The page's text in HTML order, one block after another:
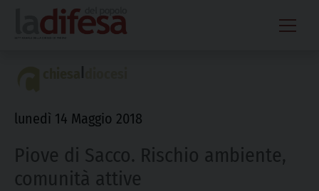
content
lunedì 14 Maggio 2018
Piove di Sacco. Rischio ambiente,
comunità attive